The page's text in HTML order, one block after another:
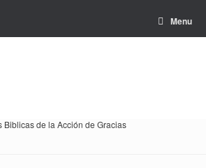
Menu
Biblicas de la Acción de Gracias